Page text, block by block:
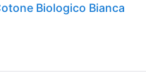
Biologico Bianca